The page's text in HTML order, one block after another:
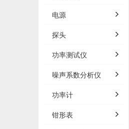
电源
探头
功率测试仪
噪声系数分析仪
功率计
钳形表